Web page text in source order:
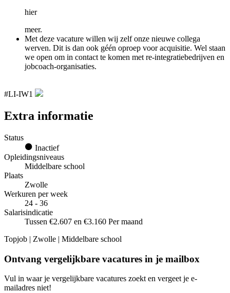
hier
meer.
Met deze vacature willen wij zelf onze nieuwe collega
werven. Dit is dan ook géén oproep voor acquisitie. Wel staan
we open om in contact te komen met re-integratiebedrijven en
jobcoach-organisaties.
#LI-IW1
Extra informatie
Status
Inactief
Opleidingsniveaus
Middelbare school
Plaats
Zwolle
Werkuren per week
24 - 36
Salarisindicatie
Tussen €2.607 en €3.160 Per maand
Topjob | Zwolle | Middelbare school
Ontvang vergelijkbare vacatures in je mailbox
Vul in waar je vergelijkbare vacatures zoekt en vergeet je e-
mailadres niet!